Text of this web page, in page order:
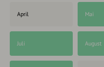
April Mai
Juli August